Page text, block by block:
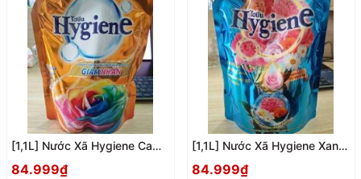
[1,1L] Nước Xã Hygiene Cam
84.999₫
[1,1L] Nước Xã Hygiene Xanh
84.999₫